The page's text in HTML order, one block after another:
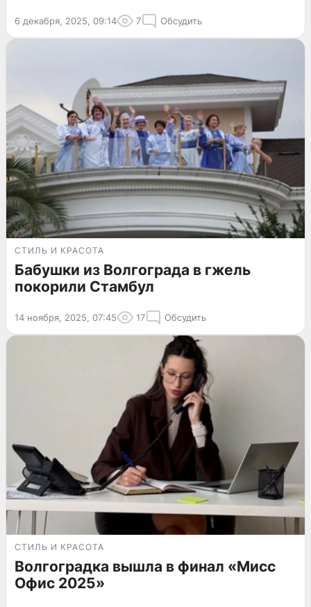
6 декабря, 2025, 09:14 7 Обсудить
СТИЛЬ И КРАСОТА
Бабушки из Волгограда в гжель
покорили Стамбул
14 ноября, 2025, 07:45 17 Обсудить
СТИЛЬ И КРАСОТА
Волгоградка вышла в финал «Мисс
Офис 2025»